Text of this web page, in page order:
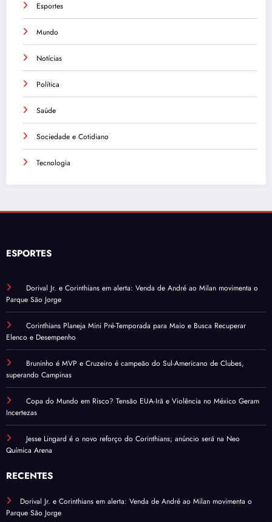
Esportes
Mundo
Notícias
Política
Saúde
Sociedade e Cotidiano
Tecnologia
ESPORTES
Dorival Jr. e Corinthians em alerta: Venda de André ao Milan movimenta o
Parque São Jorge
Corinthians Planeja Mini Pré-Temporada para Maio e Busca Recuperar
Elenco e Desempenho
Bruninho é MVP e Cruzeiro é campeão do Sul-Americano de Clubes,
superando Campinas
Copa do Mundo em Risco? Tensão EUA-Irã e Violência no México Geram
Incertezas
Jesse Lingard é o novo reforço do Corinthians; anúncio será na Neo
Química Arena
RECENTES
Dorival Jr. e Corinthians em alerta: Venda de André ao Milan movimenta o
Parque São Jorge